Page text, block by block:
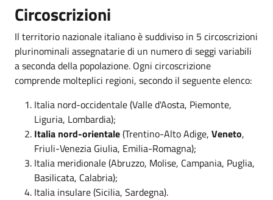
Circoscrizioni
Il territorio nazionale italiano è suddiviso in 5 circoscrizioni
plurinominali assegnatarie di un numero di seggi variabili
a seconda della popolazione. Ogni circoscrizione
comprende molteplici regioni, secondo il seguente elenco:
Italia nord-occidentale (Valle d'Aosta, Piemonte,
Liguria, Lombardia);
Italia nord-orientale(Trentino-Alto Adige, Veneto,
Friuli-Venezia Giulia, Emilia-Romagna);
Italia meridionale (Abruzzo, Molise, Campania, Puglia,
Basilicata, Calabria);
Italia insulare (Sicilia, Sardegna).